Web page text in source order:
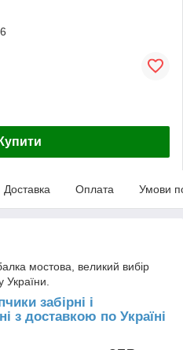
Купити
Доставка Оплата Умови
мостова, великий вибір
забірні і
з доставкою по Україні